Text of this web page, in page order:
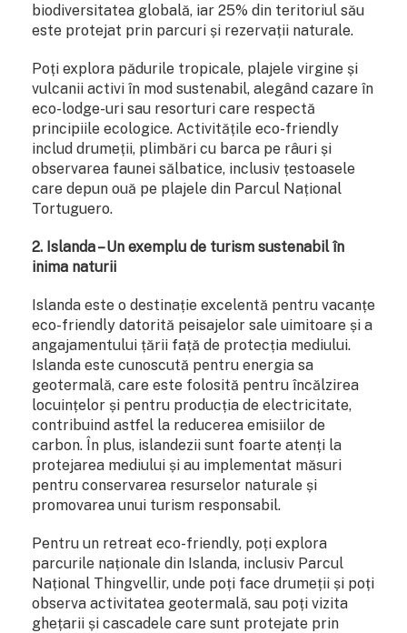
biodiversitatea globală, iar 25% din teritoriul său
este protejat prin parcuri și rezervații naturale.
Poți explora pădurile tropicale, plajele virgine și
vulcanii activi în mod sustenabil, alegând cazare în
eco-lodge-uri sau resorturi care respectă
principiile ecologice. Activitățile eco-friendly
includ drumeții, plimbări cu barca pe râuri și
observarea faunei sălbatice, inclusiv țestoasele
care depun ouă pe plajele din Parcul Național
Tortuguero.
2. Islanda – Un exemplu de turism sustenabil în
inima naturii
Islanda este o destinație excelentă pentru vacanțe
eco-friendly datorită peisajelor sale uimitoare și a
angajamentului țării față de protecția mediului.
Islanda este cunoscută pentru energia sa
geotermală, care este folosită pentru încălzirea
locuințelor și pentru producția de electricitate,
contribuind astfel la reducerea emisiilor de
carbon. În plus, islandezii sunt foarte atenți la
protejarea mediului și au implementat măsuri
pentru conservarea resurselor naturale și
promovarea unui turism responsabil.
Pentru un retreat eco-friendly, poți explora
parcurile naționale din Islanda, inclusiv Parcul
Național Thingvellir, unde poți face drumeții și poți
observa activitatea geotermală, sau poți vizita
ghețarii și cascadele care sunt protejate prin